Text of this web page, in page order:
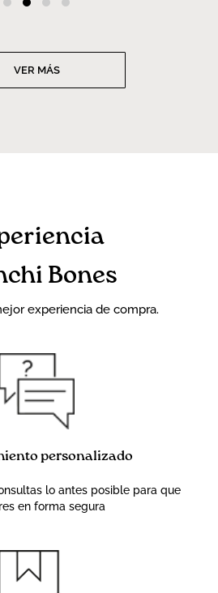
VER MÁS
Bones
experiencia de compra.
personalizado
lo antes posible para que
en forma segura